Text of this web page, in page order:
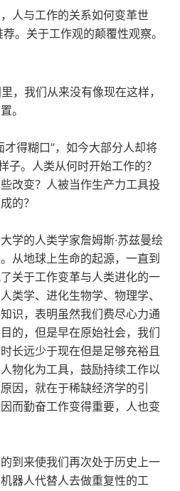
2021-03-01
发行日期
人与工作的关系如何变革世
。关于工作观的颠覆性观察。
，我们从来没有像现在这样，
。
得糊口”，如今大部分人却将
子。人类从何时开始工作的？
改变？人被当作生产力工具投
的？
学的人类学家詹姆斯·苏兹曼绘
从地球上生命的起源，一直到
关于工作变革与人类进化的一
类学、进化生物学、物理学、
识，表明虽然我们费尽心力通
的，但是早在原始社会，我们
长远少于现在但是足够充裕且
物化为工具，鼓励持续工作以
因，就在于稀缺经济学的引
而勤奋工作变得重要，人也变
到来使我们再次处于历史上一
器人代替人去做重复性的工